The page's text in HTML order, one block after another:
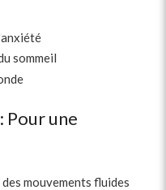
sommeil
Pour une
mouvements fluides